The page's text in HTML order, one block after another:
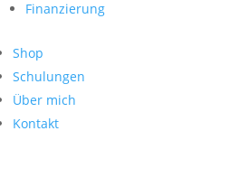
Finanzierung
Shop
Schulungen
Über mich
Kontakt
nach:
Archive
Kontakt
Impressum
Datenschutz